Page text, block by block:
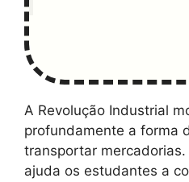
A Revolução Industrial
profundamente a forma
transportar
ajuda os estudantes a